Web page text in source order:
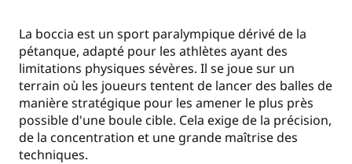
La boccia est un sport paralympique dérivé de la
pétanque, adapté pour les athlètes ayant des
limitations physiques sévères. Il se joue sur un
terrain où les joueurs tentent de lancer des balles de
manière stratégique pour les amener le plus près
possible d'une boule cible. Cela exige de la précision,
de la concentration et une grande maîtrise des
techniques.